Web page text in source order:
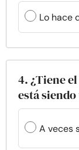
Lo hace
4. ¿Tiene
está
A veces